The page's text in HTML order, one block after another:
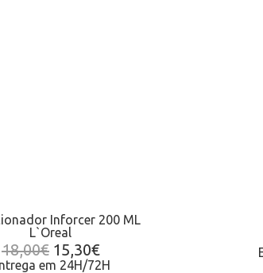
Inforcer 200 ML
L`Oreal
18,00€ 15,30€
em 24H/72H